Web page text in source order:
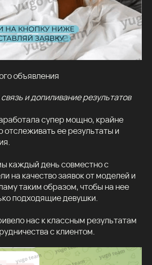
объявления
и допиливание результатов
супер мощно, крайне
ее результаты и
каждый день совместно с
на качество заявок от моделей и
таким образом, чтобы на нее
подходящие девушки.
нас к классным результатам
с клиентом.